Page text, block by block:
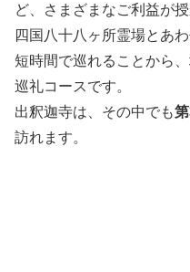
ど、さまざまなご利益が
四国八十八ヶ所霊場とあ
短時間で巡れることから
巡礼コースです。
出釈迦寺は、その中でも
訪れます。